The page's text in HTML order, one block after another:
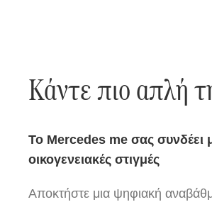
Κάντε πιο απλή
Το Mercedes me σας συνδέει
οικογενειακές στιγμές
Αποκτήστε μια ψηφιακή